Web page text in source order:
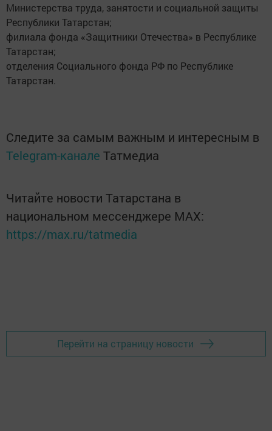
Министерства труда, занятости и социальной защиты
Республики Татарстан;
филиала фонда «Защитники Отечества» в Республике
Татарстан;
отделения Социального фонда РФ по Республике
Татарстан.
Следите за самым важным и интересным в
Telegram-канале Татмедиа
Читайте новости Татарстана в
национальном мессенджере MАХ:
https://max.ru/tatmedia
Перейти на страницу новости